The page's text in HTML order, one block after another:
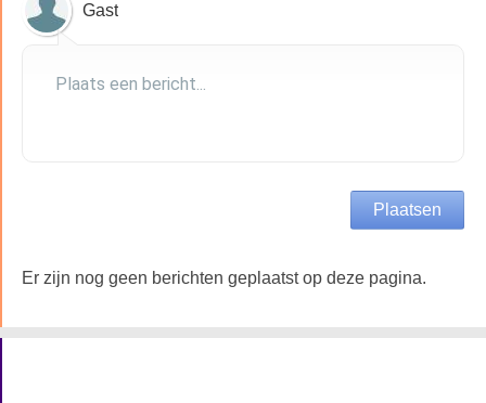
Gast
Er zijn nog geen berichten geplaatst op deze pagina.